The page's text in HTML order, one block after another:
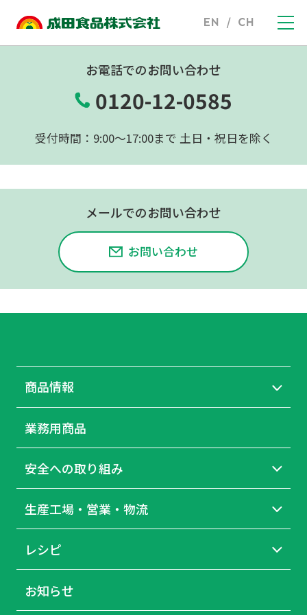
EN / CH
お電話でのお問い合わせ
0120-12-0585
受付時間：9:00〜17:00まで 土日・祝日を除く
メールでのお問い合わせ
お問い合わせ
商品情報
業務用商品
安全への取り組み
生産工場・営業・物流
レシピ
お知らせ